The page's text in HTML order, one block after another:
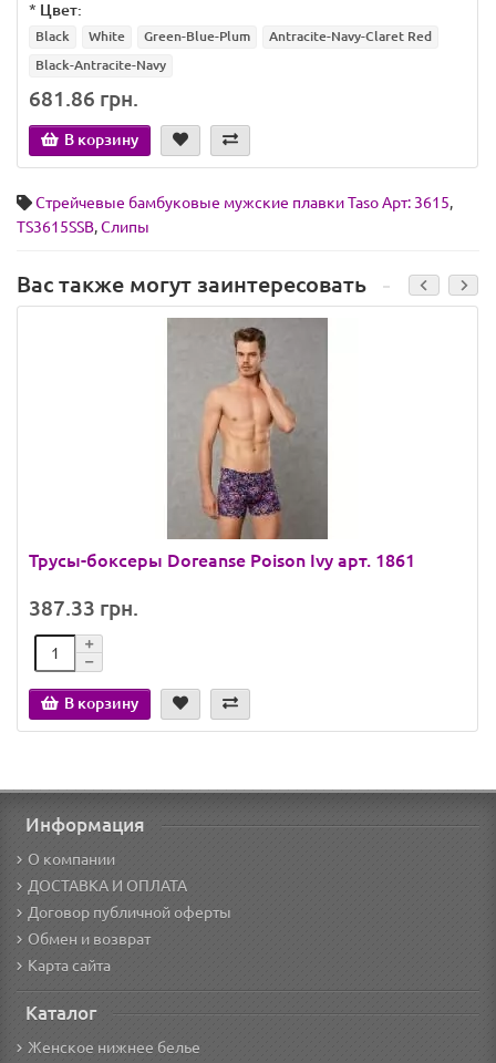
* Цвет:
Black White Green-Blue-Plum
Antracite-Navy-Claret Red
Black-Antracite-Navy
681.86 грн.
В корзину
Стрейчевые бамбуковые мужские плавки Taso Арт: 3615,
TS3615SSB,Слипы
Вас также могут заинтересовать
Трусы-боксеры Doreanse Poison Ivy арт. 1861
387.33 грн.
В корзину
Информация
О компании
ДОСТАВКА И ОПЛАТА
Договор публичной оферты
Обмен и возврат
Карта сайта
Каталог
Женское нижнее белье